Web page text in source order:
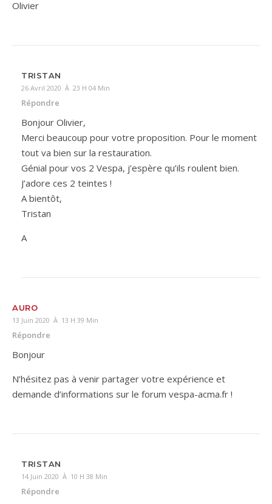
Olivier
TRISTAN
26 Avril 2020 À 23 H 04 Min
Répondre
Bonjour Olivier,
Merci beaucoup pour votre proposition. Pour le moment
tout va bien sur la restauration.
Génial pour vos 2 Vespa, j’espère qu’ils roulent bien.
J’adore ces 2 teintes !
A bientôt,
Tristan
A
AURO
13 Juin 2020 À 13 H 39 Min
Répondre
Bonjour
N’hésitez pas à venir partager votre expérience et
demande d’informations sur le forum vespa-acma.fr !
TRISTAN
14 Juin 2020 À 10 H 38 Min
Répondre